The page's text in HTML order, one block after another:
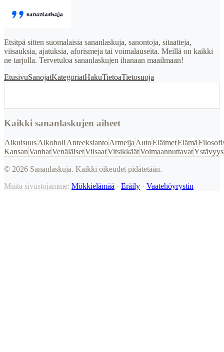
Etsitpä sitten suomalaisia sananlaskuja, sanontoja, sitaatteja,
viisauksia, ajatuksia, aforismeja tai voimalauseita. Meillä on kaikki
ne tarjolla. Tervetuloa sananlaskujen ihanaan maailmaan!
EtusivuSanojatKategoriatHakuTietoaTietosuoja
Kaikki sananlaskujen aiheet
AikuisuusAlkoholi AnteeksiantoArmeija AutoEläimetElämä
KansanVanhatVenäläisetViisaatVitsikkäätVoimaannuttavatYstävyys
© 2026 Sananlaskuja. Kaikki oikeudet pidätetään.
Muita sivustojamme: Mökkielämää · Eräily · Vaatehöyrystin